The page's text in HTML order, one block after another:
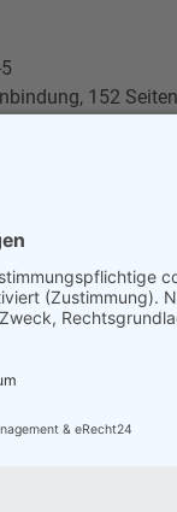
152
(0)
zu diesem